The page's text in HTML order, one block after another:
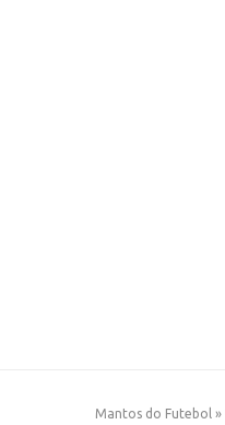
Mantos do Futebol »